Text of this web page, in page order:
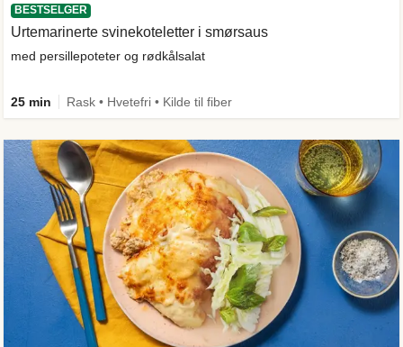
BESTSELGER
Urtemarinerte svinekoteletter i smørsaus
med persillepoteter og rødkålsalat
25 min Rask • Hvetefri • Kilde til fiber